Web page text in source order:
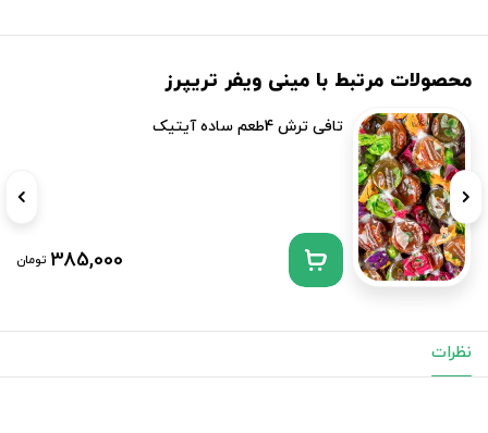
محصولات مرتبط با مینی ویفر تریپرز
تافی ترش 4طعم ساده آیتیک
385,000 تومان
نظرات